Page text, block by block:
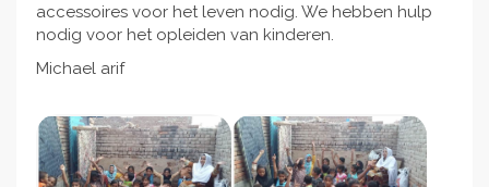
accessoires voor het leven nodig. We hebben hulp
nodig voor het opleiden van kinderen.
Michael arif